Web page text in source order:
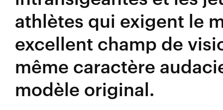
athlètes qui exigent le
excellent champ de
même caractère
modèle original.